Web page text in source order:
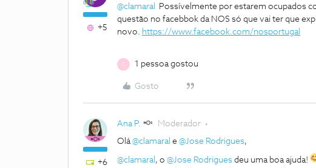
+5
@clamaral
Possívelmente por estarem ocupados
questão no facebbok da NOS só que vai ter que
novo. https://www.facebook.com/nosportugal
C 1 pessoa gostou
Gosto
+6
Ana P. Moderador
Olá@clamaral e @Jose Rodrigues,
@clamaral , o @Jose Rodrigues deu uma boa ajuda!